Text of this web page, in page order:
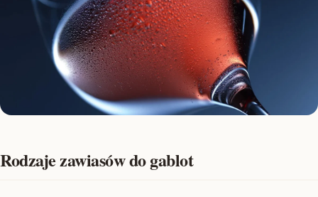
Rodzaje zawiasów do gablot